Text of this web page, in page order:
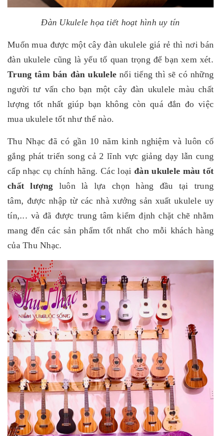
Đàn Ukulele họa tiết hoạt hình uy tín
Muốn mua được một cây đàn ukulele giá rẻ thì nơi bán
đàn ukulele cũng là yếu tố quan trọng để bạn xem xét.
Trung tâm bán đàn ukulele nổi tiếng thì sẽ có những
người tư vấn cho bạn một cây đàn ukulele màu chất
lượng tốt nhất giúp bạn không còn quá đắn đo việc
mua ukulele tốt như thế nào.
Thu Nhạc đã có gần 10 năm kinh nghiệm và luôn cố
gắng phát triển song cả 2 lĩnh vực giảng dạy lẫn cung
cấp nhạc cụ chính hãng. Các loại đàn ukulele màu tốt
chất lượng luôn là lựa chọn hàng đầu tại trung
tâm, được nhập từ các nhà xưởng sản xuất ukulele uy
tín,... và đã được trung tâm kiểm định chặt chẽ nhằm
mang đến các sản phẩm tốt nhất cho mỗi khách hàng
của Thu Nhạc.